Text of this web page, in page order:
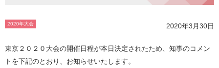
2020年3月30日
2020年大会
東京２０２０大会の開催日程が本日決定されたため、知事のコメン
トを下記のとおり、お知らせいたします。